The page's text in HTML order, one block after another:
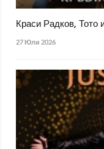
Краси Радков, Тото
27 Юли 2026